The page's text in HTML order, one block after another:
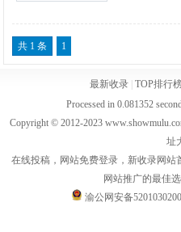
共 1 条 1
最新收录| TOP排行
Processed in 0.081352
Copyright © 2012-2023
址
在线投稿，网站免费登录，新收录网站
网站推广的最佳
渝公网安备